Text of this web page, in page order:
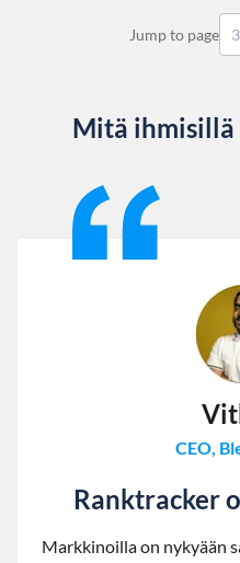
Jump to page
Mitä ihmisillä
CEO,
Ranktracker
Markkinoilla on nykyään